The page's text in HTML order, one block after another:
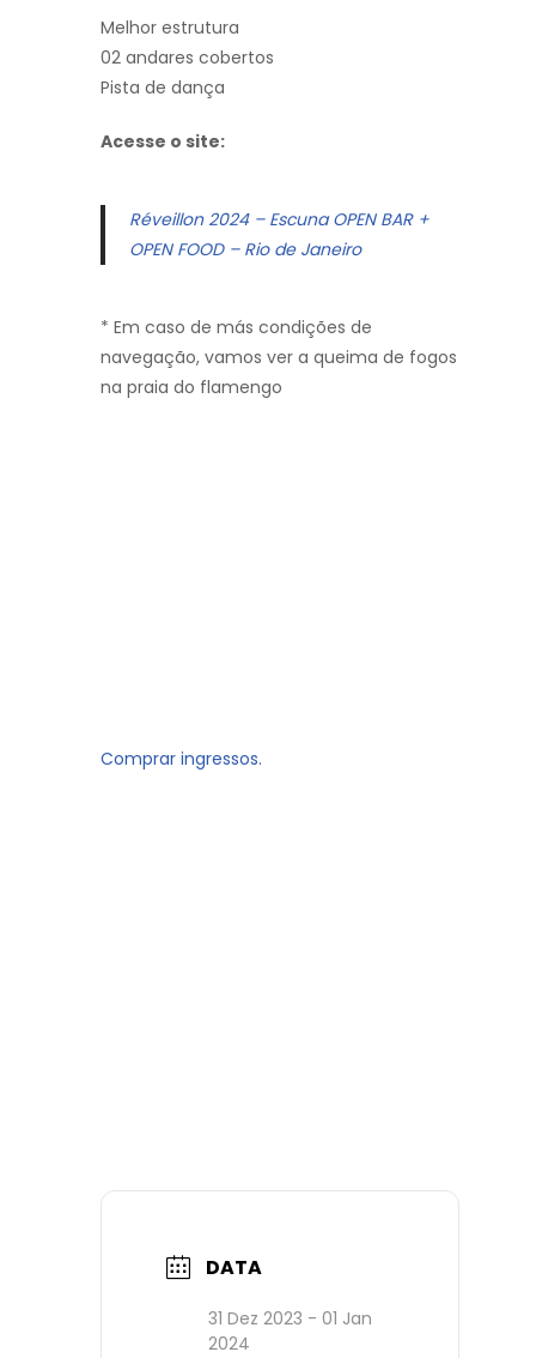
Melhor estrutura
02 andares cobertos
Pista de dança
Acesse o site:
Réveillon 2024 – Escuna OPEN BAR +
OPEN FOOD – Rio de Janeiro
* Em caso de más condições de
navegação, vamos ver a queima de fogos
na praia do flamengo
Comprar ingressos.
DATA
31 Dez 2023 - 01 Jan
2024